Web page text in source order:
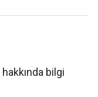
bilgi